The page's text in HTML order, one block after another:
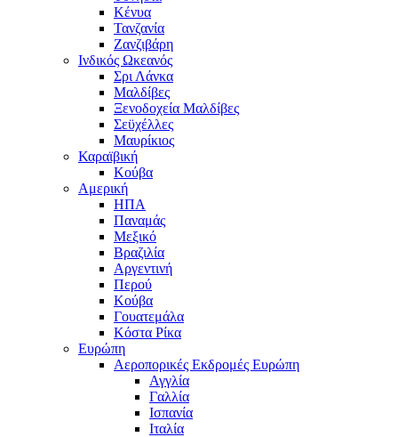
Κένυα
Τανζανία
Ζανζιβάρη
Ινδικός Ωκεανός
Σρι Λάνκα
Μαλδίβες
Ξενοδοχεία Μαλδίβες
Σεϋχέλλες
Μαυρίκιος
Καραϊβική
Κούβα
Αμερική
ΗΠΑ
Παναμάς
Μεξικό
Βραζιλία
Αργεντινή
Περού
Κούβα
Γουατεμάλα
Κόστα Ρίκα
Ευρώπη
Αεροπορικές Εκδρομές Ευρώπη
Αγγλία
Γαλλία
Ισπανία
Ιταλία